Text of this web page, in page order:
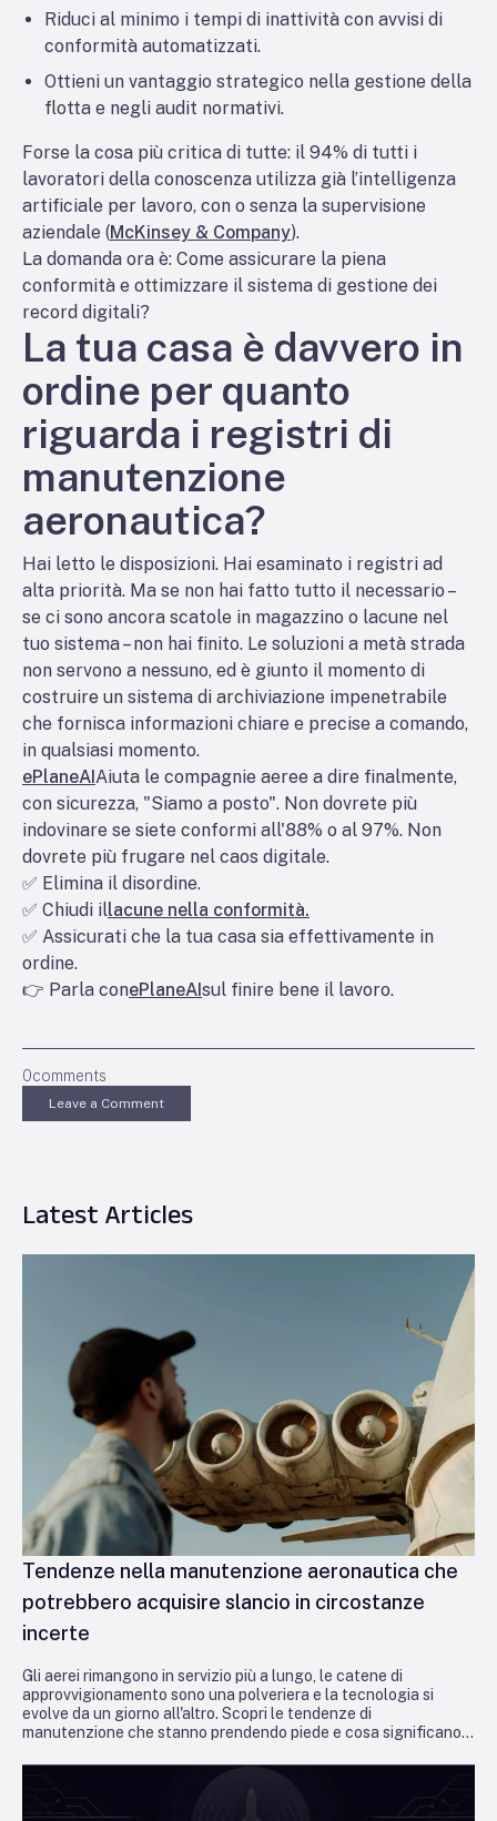
Riduci al minimo i tempi di inattività con avvisi di
conformità automatizzati.
Ottieni un vantaggio strategico nella gestione della
flotta e negli audit normativi.
Forse la cosa più critica di tutte: il 94% di tutti i
lavoratori della conoscenza utilizza già l’intelligenza
artificiale per lavoro, con o senza la supervisione
aziendale (McKinsey & Company).
La domanda ora è: Come assicurare la piena
conformità e ottimizzare il sistema di gestione dei
record digitali?
La tua casa è davvero in
ordine per quanto
riguarda i registri di
manutenzione
aeronautica?
Hai letto le disposizioni. Hai esaminato i registri ad
alta priorità. Ma se non hai fatto tutto il necessario –
se ci sono ancora scatole in magazzino o lacune nel
tuo sistema – non hai finito. Le soluzioni a metà strada
non servono a nessuno, ed è giunto il momento di
costruire un sistema di archiviazione impenetrabile
che fornisca informazioni chiare e precise a comando,
in qualsiasi momento.
ePlaneAIAiuta le compagnie aeree a dire finalmente,
con sicurezza, "Siamo a posto". Non dovrete più
indovinare se siete conformi all'88% o al 97%. Non
dovrete più frugare nel caos digitale.
✅ Elimina il disordine.
✅ Chiudi illacune nella conformità.
✅ Assicurati che la tua casa sia effettivamente in
ordine.
👉 Parla conePlaneAIsul finire bene il lavoro.
0comments
Leave a Comment
Latest Articles
Tendenze nella manutenzione aeronautica che
potrebbero acquisire slancio in circostanze
incerte
Gli aerei rimangono in servizio più a lungo, le catene di
approvvigionamento sono una polveriera e la tecnologia si
evolve da un giorno all'altro. Scopri le tendenze di
manutenzione che stanno prendendo piede e cosa significano